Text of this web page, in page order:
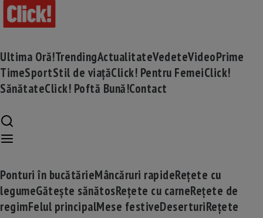
Ultima Oră!TrendingActualitateVedeteVideoPrime
TimeSportStil de viațăClick! Pentru FemeiClick!
SănătateClick! Poftă Bună!Contact
Ponturi în bucătărieMâncăruri rapideRețete cu
legumeGătește sănătosRețete cu carneRețete de
regimFelul principalMese festiveDeserturiRețete